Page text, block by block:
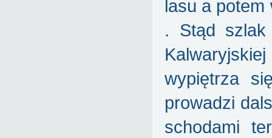
lasu a potem
. Stąd szlak
wypiętrza
prowadzi
schodami